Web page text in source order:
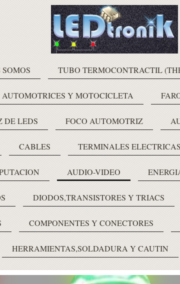
TUBO TERMOCONTRACTIL
AUTOMOTRICES Y MOTOCICLETA
DE LEDS FOCO AUTOMOTRIZ
CABLES TERMINALES ELECTRICAS
AUDIO-VIDEO
DIODOS,TRANSISTORES Y TRIACS
COMPONENTES Y CONECTORES
HERRAMIENTAS,SOLDADURA Y CAUTIN